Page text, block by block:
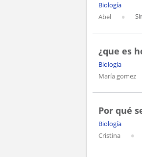
Biología
Abel
¿que es
Biología
María gomez
Por qué
Biología
Cristina